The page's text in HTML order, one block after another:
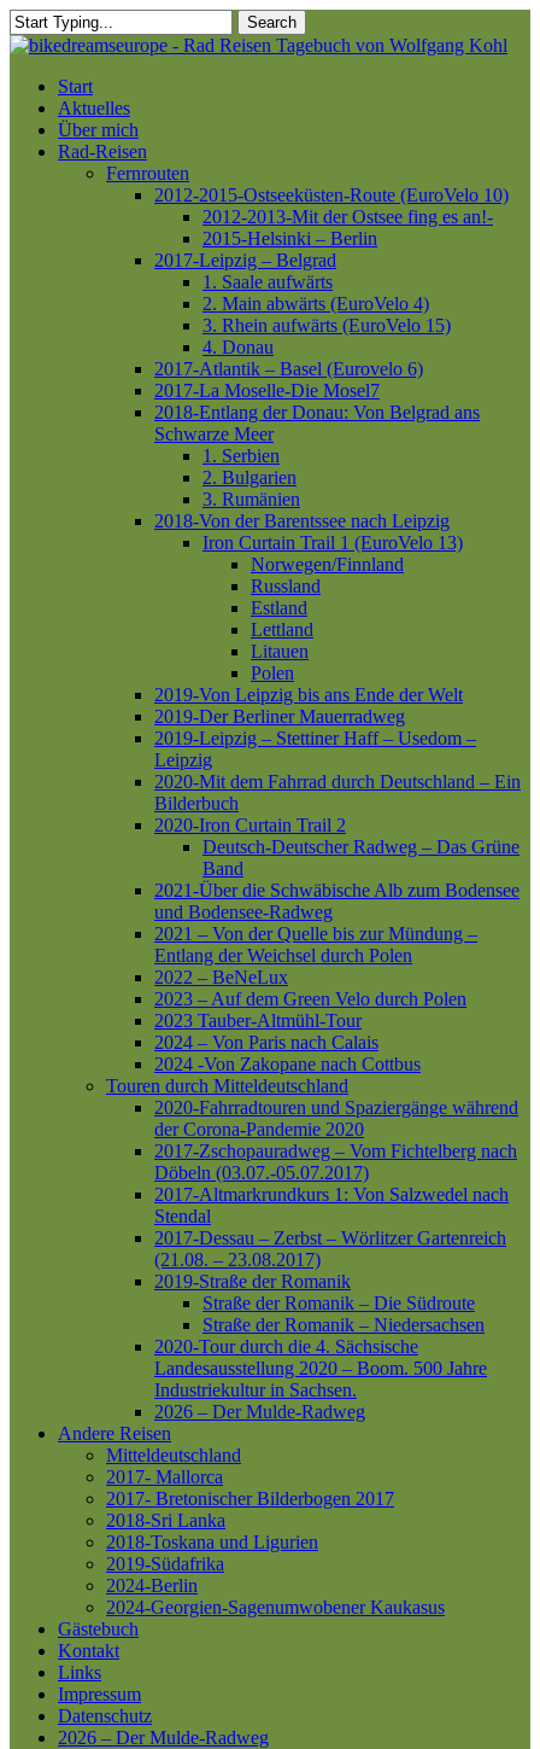
Skip
to
content
Search
Close
Menu
Start
Aktuelles
Über mich
Rad-Reisen
Fernrouten
2012-2015-Ostseeküsten-Route (EuroVelo 10)
2012-2013-Mit der Ostsee fing es an!-
2015-Helsinki – Berlin
2017-Leipzig – Belgrad
1. Saale aufwärts
2. Main abwärts (EuroVelo 4)
3. Rhein aufwärts (EuroVelo 15)
4. Donau
2017-Atlantik – Basel (Eurovelo 6)
2017-La Moselle-Die Mosel7
2018-Entlang der Donau: Von Belgrad ans
Schwarze Meer
1. Serbien
2. Bulgarien
3. Rumänien
2018-Von der Barentssee nach Leipzig
Iron Curtain Trail 1 (EuroVelo 13)
Norwegen/Finnland
Russland
Estland
Lettland
Litauen
Polen
2019-Von Leipzig bis ans Ende der Welt
2019-Der Berliner Mauerradweg
2019-Leipzig – Stettiner Haff – Usedom –
Leipzig
2020-Mit dem Fahrrad durch Deutschland – Ein
Bilderbuch
2020-Iron Curtain Trail 2
Deutsch-Deutscher Radweg – Das Grüne
Band
2021-Über die Schwäbische Alb zum Bodensee
und Bodensee-Radweg
2021 – Von der Quelle bis zur Mündung –
Entlang der Weichsel durch Polen
2022 – BeNeLux
2023 – Auf dem Green Velo durch Polen
2023 Tauber-Altmühl-Tour
2024 – Von Paris nach Calais
2024 -Von Zakopane nach Cottbus
Touren durch Mitteldeutschland
2020-Fahrradtouren und Spaziergänge während
der Corona-Pandemie 2020
2017-Zschopauradweg – Vom Fichtelberg nach
Döbeln (03.07.-05.07.2017)
2017-Altmarkrundkurs 1: Von Salzwedel nach
Stendal
2017-Dessau – Zerbst – Wörlitzer Gartenreich
(21.08. – 23.08.2017)
2019-Straße der Romanik
Straße der Romanik – Die Südroute
Straße der Romanik – Niedersachsen
2020-Tour durch die 4. Sächsische
Landesausstellung 2020 – Boom. 500 Jahre
Industriekultur in Sachsen.
2026 – Der Mulde-Radweg
Andere Reisen
Mitteldeutschland
2017- Mallorca
2017- Bretonischer Bilderbogen 2017
2018-Sri Lanka
2018-Toskana und Ligurien
2019-Südafrika
2024-Berlin
2024-Georgien-Sagenumwobener Kaukasus
Gästebuch
Kontakt
Links
Impressum
Datenschutz
2026 – Der Mulde-Radweg